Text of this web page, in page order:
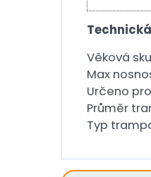
Věková
Max
Určeno
Průměr
Typ